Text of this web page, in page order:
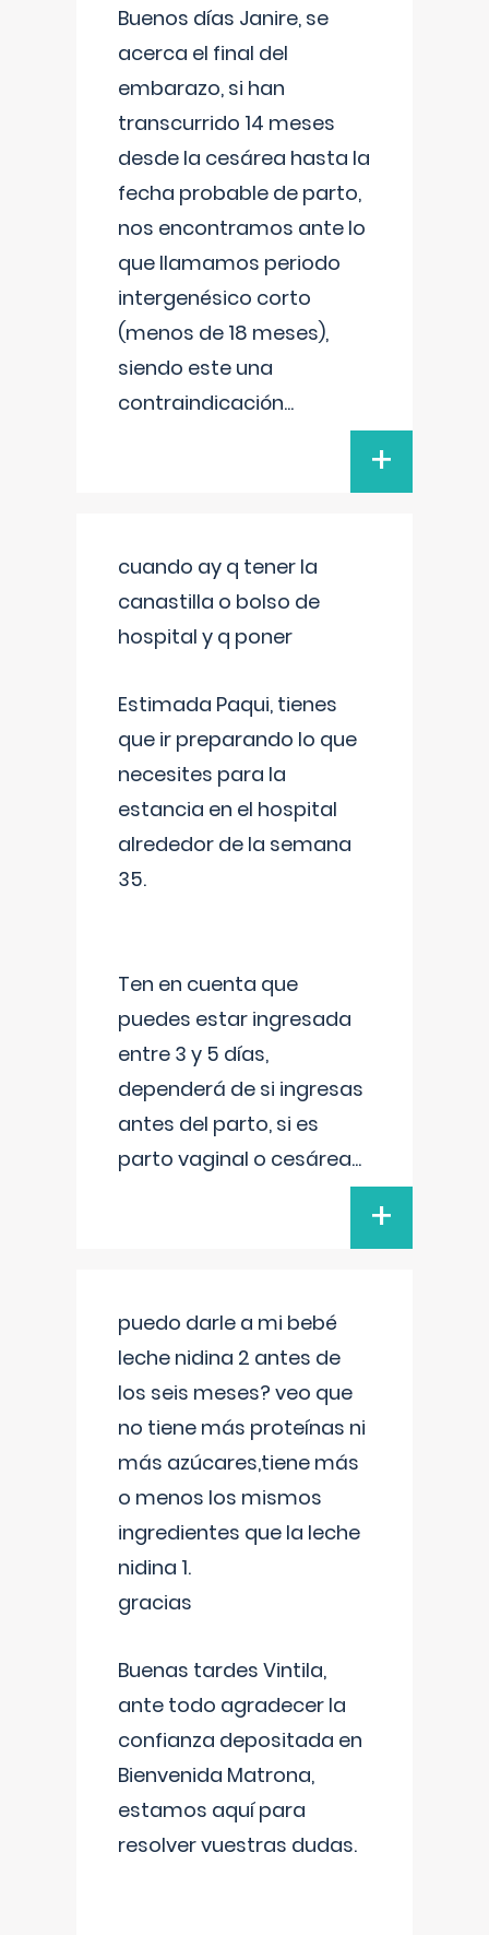
Buenos días Janire, se
acerca el final del
embarazo, si han
transcurrido 14 meses
desde la cesárea hasta la
fecha probable de parto,
nos encontramos ante lo
que llamamos periodo
intergenésico corto
(menos de 18 meses),
siendo este una
contraindicación...
+
cuando ay q tener la
canastilla o bolso de
hospital y q poner
Estimada Paqui, tienes
que ir preparando lo que
necesites para la
estancia en el hospital
alrededor de la semana
35.
Ten en cuenta que
puedes estar ingresada
entre 3 y 5 días,
dependerá de si ingresas
antes del parto, si es
parto vaginal o cesárea...
+
puedo darle a mi bebé
leche nidina 2 antes de
los seis meses? veo que
no tiene más proteínas ni
más azúcares,tiene más
o menos los mismos
ingredientes que la leche
nidina 1.
gracias
Buenas tardes Vintila,
ante todo agradecer la
confianza depositada en
Bienvenida Matrona,
estamos aquí para
resolver vuestras dudas.